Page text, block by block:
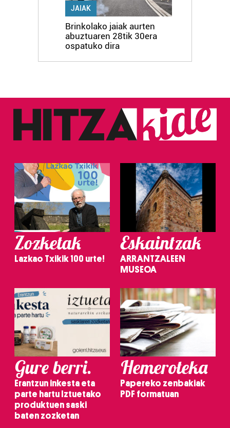
JAIAK
Brinkolako jaiak aurten
abuztuaren 28tik 30era
ospatuko dira
Zozketak
Lazkao Txikik 100 urte!
Eskaintzak
ARRANTZALEEN
MUSEOA
Gure berri.
Erantzun inkesta eta
parte hartu Iztuetako
produktuen saski
baten zozketan
Hemeroteka
Papereko zenbakiak
PDF formatuan